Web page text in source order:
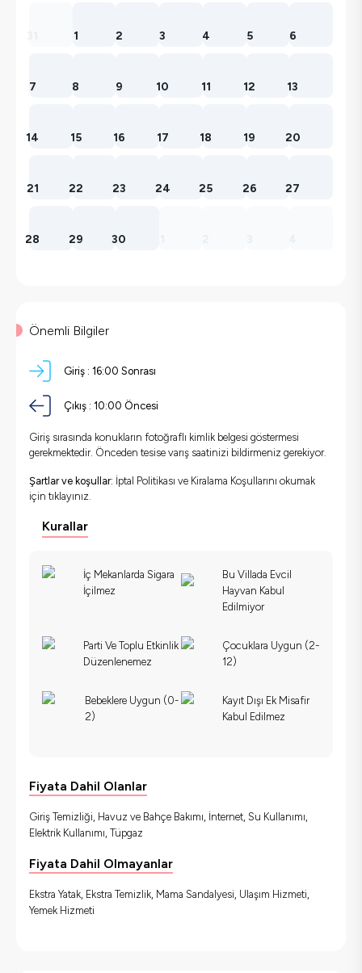
1 2 3 4 5 6
7 8 9 10 11 12 13
14 15 16 17 18 19 20
21 22 23 24 25 26 27
28 29 30
Önemli Bilgiler
Giriş : 16:00 Sonrası
Çıkış : 10:00 Öncesi
Giriş sırasında konukların fotoğraflı kimlik belgesi göstermesi
gerekmektedir. Önceden tesise varış saatinizi bildirmeniz gerekiyor.
Şartlar ve koşullar: İptal Politikası ve Kiralama Koşullarını okumak
için tıklayınız.
Kurallar
İç Mekanlarda Sigara
İçilmez
Bu Villada Evcil
Hayvan Kabul
Edilmiyor
Parti Ve Toplu Etkinlik
Düzenlenemez
Çocuklara Uygun (2-
12)
Bebeklere Uygun (0-
2)
Kayıt Dışı Ek Misafir
Kabul Edilmez
Fiyata Dahil Olanlar
Giriş Temizliği, Havuz ve Bahçe Bakımı, İnternet, Su Kullanımı,
Elektrik Kullanımı, Tüpgaz
Fiyata Dahil Olmayanlar
Ekstra Yatak, Ekstra Temizlik, Mama Sandalyesi, Ulaşım Hizmeti,
Yemek Hizmeti